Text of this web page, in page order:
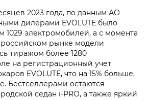
2023 года, по данным АО
дилерами EVOLUTE было
1029 электромобилей, а с момента
российском рынке модели
тиражом более 1280
на регистрационный учет
EVOLUTE, что на 15% больше,
Бестселлерами остаются
седан i‑PRO, а также яркий